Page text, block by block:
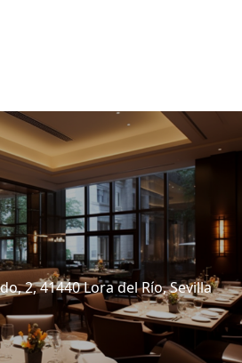
2, 41440 Lora del Río, Sevilla